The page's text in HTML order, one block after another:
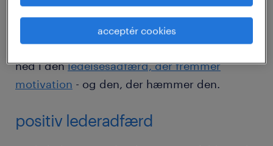
etmotiveret, velfungerende team, mens den
forkerte kan føre til demotivation og
udskiftning. I de kommende afsnit dykker vi
ned i denledelsesadfærd, der fremmer
motivation - og den, der hæmmer den.
positiv lederadfærd
acceptér cookies